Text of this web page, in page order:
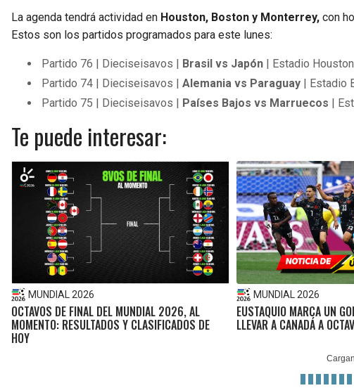
La agenda tendrá actividad en Houston, Boston y Monterrey, con
Estos son los partidos programados para este lunes:
Partido 76 | Dieciseisavos | Brasil vs Japón | Estadio
Partido 74 | Dieciseisavos |Alemania vs Paraguay | Estadio
Partido 75 | Dieciseisavos |
Países Bajos vs Marruecos |
Te puede interesar:
MUNDIAL 2026
OCTAVOS DE FINAL DEL MUNDIAL 2026, AL
MOMENTO: RESULTADOS Y CLASIFICADOS DE
HOY
MUNDIAL 2026
EUSTAQUIO MARCA UN
LLEVAR A CANADÁ A